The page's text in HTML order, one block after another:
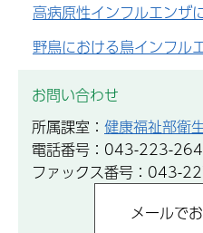
高病原性インフルエンザ
野鳥における鳥インフル
お問い合わせ
所属課室： 健康福祉部衛
電話番号：043-223-
ファックス番号：043-